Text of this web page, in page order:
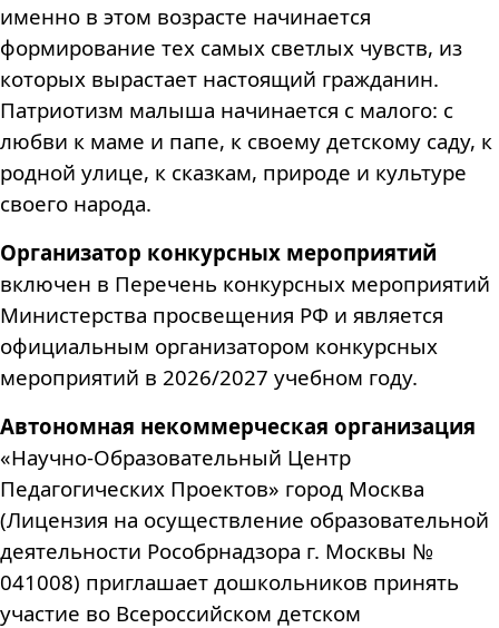
именно в этом возрасте начинается
формирование тех самых светлых чувств, из
которых вырастает настоящий гражданин.
Патриотизм малыша начинается с малого: с
любви к маме и папе, к своему детскому саду, к
родной улице, к сказкам, природе и культуре
своего народа.
Организатор конкурсных мероприятий
включен в Перечень конкурсных мероприятий
Министерства просвещения РФ и является
официальным организатором конкурсных
мероприятий в 2026/2027 учебном году.
Автономная некоммерческая организация
«Научно-Образовательный Центр
Педагогических Проектов» город Москва
(Лицензия на осуществление образовательной
деятельности Рособрнадзора г. Москвы №
041008) приглашает дошкольников принять
участие во Всероссийском детском